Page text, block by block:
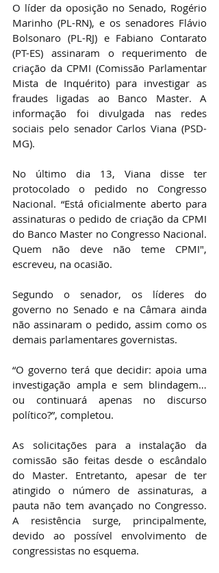
O líder da oposição no Senado, Rogério
Marinho (PL-RN), e os senadores Flávio
Bolsonaro (PL-RJ) e Fabiano Contarato
(PT-ES) assinaram o requerimento de
criação da CPMI (Comissão Parlamentar
Mista de Inquérito) para investigar as
fraudes ligadas ao Banco Master. A
informação foi divulgada nas redes
sociais pelo senador Carlos Viana (PSD-
MG).
No último dia 13, Viana disse ter
protocolado o pedido no Congresso
Nacional. “Está oficialmente aberto para
assinaturas o pedido de criação da CPMI
do Banco Master no Congresso Nacional.
Quem não deve não teme CPMI",
escreveu, na ocasião.
Segundo o senador, os líderes do
governo no Senado e na Câmara ainda
não assinaram o pedido, assim como os
demais parlamentares governistas.
“O governo terá que decidir: apoia uma
investigação ampla e sem blindagem…
ou continuará apenas no discurso
político?”, completou.
As solicitações para a instalação da
comissão são feitas desde o escândalo
do Master. Entretanto, apesar de ter
atingido o número de assinaturas, a
pauta não tem avançado no Congresso.
A resistência surge, principalmente,
devido ao possível envolvimento de
congressistas no esquema.